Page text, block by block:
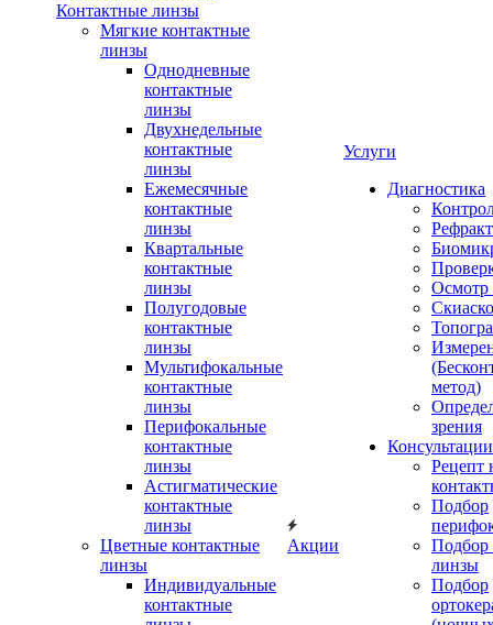
Контактные линзы
Мягкие контактные
линзы
Однодневные
контактные
линзы
Двухнедельные
контактные
линзы
Ежемесячные
контактные
линзы
Квартальные
контактные
линзы
Полугодовые
контактные
линзы
Мультифокальные
контактные
линзы
Перифокальные
контактные
линзы
Астигматические
контактные
линзы
Цветные контактные
линзы
Индивидуальные
контактные
Акции
Услуги
Диагностика
Осмотр
метод)
зрения
Рецепт
Подбор
Подбор
линзы
Подбор